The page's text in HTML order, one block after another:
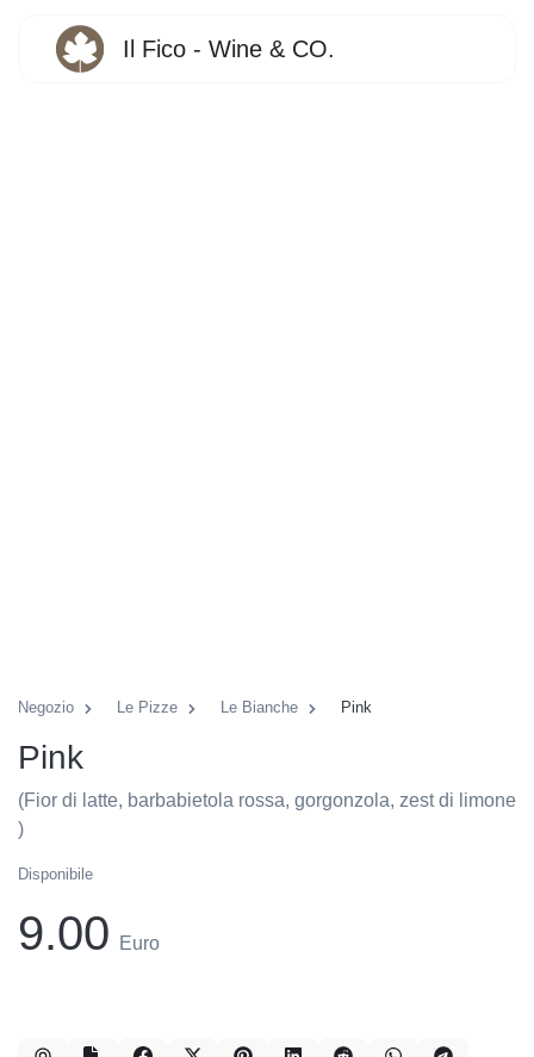
Il Fico - Wine & CO.
Negozio Le Pizze Le Bianche Pink
Pink
(Fior di latte, barbabietola rossa, gorgonzola, zest di limone
)
Disponibile
9.00 Euro